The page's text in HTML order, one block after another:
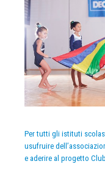
Per tutti gli istituti
usufruire
e aderire al progetto